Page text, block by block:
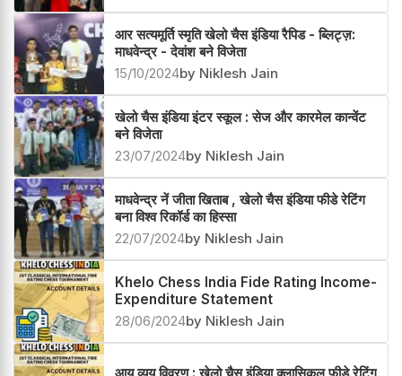
आर सत्यमूर्ति स्मृति खेलो चैस इंडिया रैपिड - ब्लिट्ज़:
माधवेन्द्र - देवांश बने विजेता
15/10/2024by Niklesh Jain
खेलो चैस इंडिया इंटर स्कूल : सेज और कारमेल कान्वेंट
बने विजेता
23/07/2024by Niklesh Jain
माधवेन्द्र नें जीता खिताब , खेलो चैस इंडिया फीडे रेटिंग
बना विश्व रिकॉर्ड का हिस्सा
22/07/2024by Niklesh Jain
Khelo Chess India Fide Rating Income-
Expenditure Statement
28/06/2024by Niklesh Jain